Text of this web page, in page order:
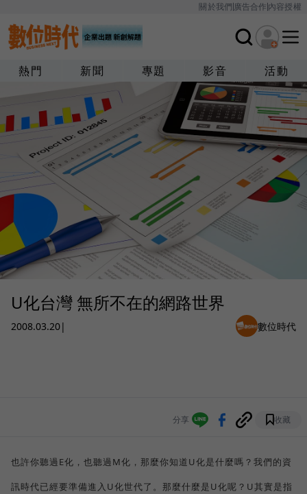
關於我們廣告合作內容授權
熱門 新聞 專題 影音 活動
U化台灣 無所不在的網路世界
2008.03.20| 數位時代
分享 收藏
也許你聽過E化，也聽過M化，那麼你知道U化是什麼嗎？我們的資
訊時代已經要準備進入U化世代了。那麼什麼是U化呢？U其實是指